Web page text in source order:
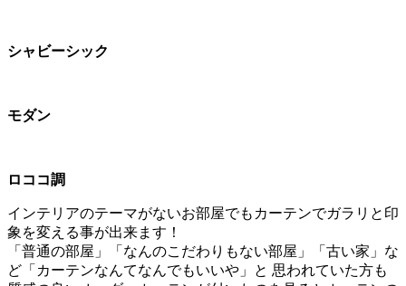
シャビーシック
モダン
ロココ調
インテリアのテーマがないお部屋でもカーテンでガラリと印
象を変える事が出来ます！
「普通の部屋」「なんのこだわりもない部屋」「古い家」な
ど「カーテンなんてなんでもいいや」と 思われていた方も